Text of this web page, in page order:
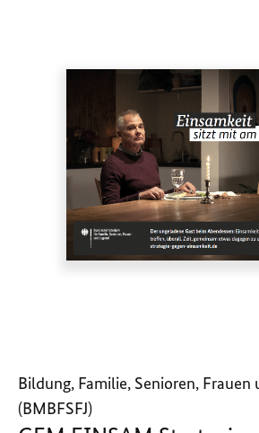
Bildung, Familie, Senioren, Frauen
(BMBFSFJ)